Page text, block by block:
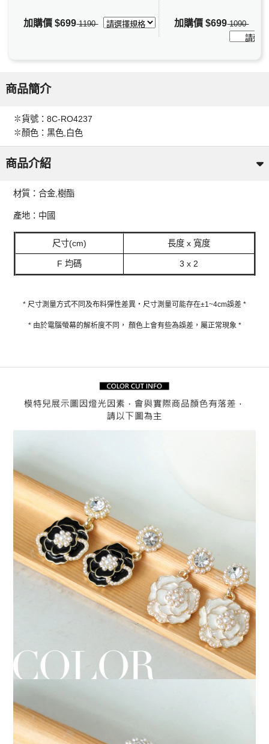
加購價$6991190 加購價$6991090
商品簡介
✽貨號：8C-RO4237
✽顏色：黑色,白色
商品介紹
材質：合金,樹酯
產地：中國
尺寸(cm) 長度 x 寬度
F 均碼 3 x 2
* 尺寸測量方式不同及布料彈性差異‧尺寸測量可能存在±1~4cm誤差 *
* 由於電腦螢幕的解析度不同， 顏色上會有些為誤差，屬正常現象 *